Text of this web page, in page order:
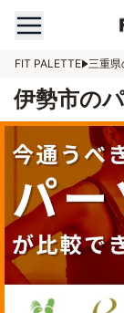
FIT PALETTE 三重県
伊勢市の